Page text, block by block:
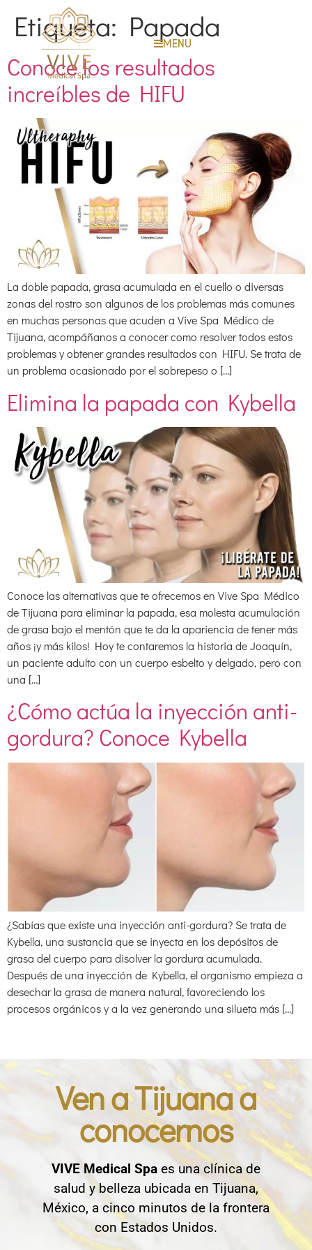
MENU
Etiqueta: Papada
Conoce los resultados
increíbles de HIFU
La doble papada, grasa acumulada en el cuello o diversas
zonas del rostro son algunos de los problemas más comunes
en muchas personas que acuden a Vive Spa Médico de
Tijuana, acompáñanos a conocer como resolver todos estos
problemas y obtener grandes resultados con HIFU. Se trata de
un problema ocasionado por el sobrepeso o […]
Elimina la papada con Kybella
Conoce las alternativas que te ofrecemos en Vive Spa Médico
de Tijuana para eliminar la papada, esa molesta acumulación
de grasa bajo el mentón que te da la apariencia de tener más
años ¡y más kilos! Hoy te contaremos la historia de Joaquín,
un paciente adulto con un cuerpo esbelto y delgado, pero con
una […]
¿Cómo actúa la inyección anti-
gordura? Conoce Kybella
¿Sabías que existe una inyección anti-gordura? Se trata de
Kybella, una sustancia que se inyecta en los depósitos de
grasa del cuerpo para disolver la gordura acumulada.
Después de una inyección de Kybella, el organismo empieza a
desechar la grasa de manera natural, favoreciendo los
procesos orgánicos y a la vez generando una silueta más […]
Ven a Tijuana a
conocernos
VIVE Medical Spa es una clínica de
salud y belleza ubicada en Tijuana,
México, a cinco minutos de la frontera
con Estados Unidos.